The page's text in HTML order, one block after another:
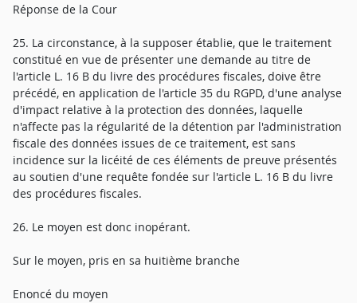
Réponse de la Cour
25. La circonstance, à la supposer établie, que le traitement
constitué en vue de présenter une demande au titre de
l'article L. 16 B du livre des procédures fiscales, doive être
précédé, en application de l'article 35 du RGPD, d'une analyse
d'impact relative à la protection des données, laquelle
n'affecte pas la régularité de la détention par l'administration
fiscale des données issues de ce traitement, est sans
incidence sur la licéité de ces éléments de preuve présentés
au soutien d'une requête fondée sur l'article L. 16 B du livre
des procédures fiscales.
26. Le moyen est donc inopérant.
Sur le moyen, pris en sa huitième branche
Enoncé du moyen